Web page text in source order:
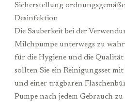
Sicherstellung
Desinfektion
Die Sauberkeit bei der
Milchpumpe unterwegs zu
für die Hygiene und die
sollten Sie ein Reinigungsset
und einer tragbaren
Pumpe nach jedem Gebrauch